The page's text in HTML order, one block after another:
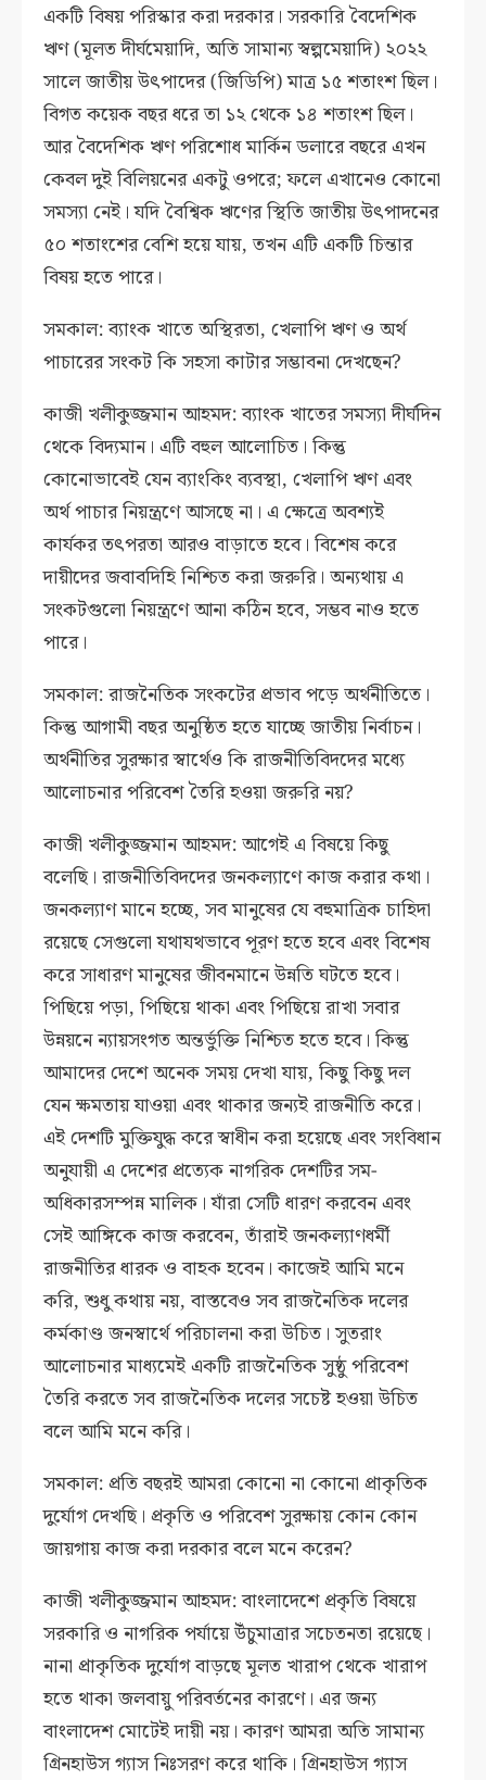
একটি বিষয় পরিস্কার করা দরকার। সরকারি বৈদেশিক
ঋণ (মূলত দীর্ঘমেয়াদি, অতি সামান্য স্বল্পমেয়াদি) ২০২২
সালে জাতীয় উৎপাদের (জিডিপি) মাত্র ১৫ শতাংশ ছিল।
বিগত কয়েক বছর ধরে তা ১২ থেকে ১৪ শতাংশ ছিল।
আর বৈদেশিক ঋণ পরিশোধ মার্কিন ডলারে বছরে এখন
কেবল দুই বিলিয়নের একটু ওপরে; ফলে এখানেও কোনো
সমস্যা নেই। যদি বৈশ্বিক ঋণের স্থিতি জাতীয় উৎপাদনের
৫০ শতাংশের বেশি হয়ে যায়, তখন এটি একটি চিন্তার
বিষয় হতে পারে।
সমকাল: ব্যাংক খাতে অস্থিরতা, খেলাপি ঋণ ও অর্থ
পাচারের সংকট কি সহসা কাটার সম্ভাবনা দেখছেন?
কাজী খলীকুজ্জমান আহমদ: ব্যাংক খাতের সমস্যা দীর্ঘদিন
থেকে বিদ্যমান। এটি বহুল আলোচিত। কিন্তু
কোনোভাবেই যেন ব্যাংকিং ব্যবস্থা, খেলাপি ঋণ এবং
অর্থ পাচার নিয়ন্ত্রণে আসছে না। এ ক্ষেত্রে অবশ্যই
কার্যকর তৎপরতা আরও বাড়াতে হবে। বিশেষ করে
দায়ীদের জবাবদিহি নিশ্চিত করা জরুরি। অন্যথায় এ
সংকটগুলো নিয়ন্ত্রণে আনা কঠিন হবে, সম্ভব নাও হতে
পারে।
সমকাল: রাজনৈতিক সংকটের প্রভাব পড়ে অর্থনীতিতে।
কিন্তু আগামী বছর অনুষ্ঠিত হতে যাচ্ছে জাতীয় নির্বাচন।
অর্থনীতির সুরক্ষার স্বার্থেও কি রাজনীতিবিদদের মধ্যে
আলোচনার পরিবেশ তৈরি হওয়া জরুরি নয়?
কাজী খলীকুজ্জমান আহমদ: আগেই এ বিষয়ে কিছু
বলেছি। রাজনীতিবিদদের জনকল্যাণে কাজ করার কথা।
জনকল্যাণ মানে হচ্ছে, সব মানুষের যে বহুমাত্রিক চাহিদা
রয়েছে সেগুলো যথাযথভাবে পূরণ হতে হবে এবং বিশেষ
করে সাধারণ মানুষের জীবনমানে উন্নতি ঘটতে হবে।
পিছিয়ে পড়া, পিছিয়ে থাকা এবং পিছিয়ে রাখা সবার
উন্নয়নে ন্যায়সংগত অন্তর্ভুক্তি নিশ্চিত হতে হবে। কিন্তু
আমাদের দেশে অনেক সময় দেখা যায়, কিছু কিছু দল
যেন ক্ষমতায় যাওয়া এবং থাকার জন্যই রাজনীতি করে।
এই দেশটি মুক্তিযুদ্ধ করে স্বাধীন করা হয়েছে এবং সংবিধান
অনুযায়ী এ দেশের প্রত্যেক নাগরিক দেশটির সম-
অধিকারসম্পন্ন মালিক। যাঁরা সেটি ধারণ করবেন এবং
সেই আঙ্গিকে কাজ করবেন, তাঁরাই জনকল্যাণধর্মী
রাজনীতির ধারক ও বাহক হবেন। কাজেই আমি মনে
করি, শুধু কথায় নয়, বাস্তবেও সব রাজনৈতিক দলের
কর্মকাণ্ড জনস্বার্থে পরিচালনা করা উচিত। সুতরাং
আলোচনার মাধ্যমেই একটি রাজনৈতিক সুষ্ঠু পরিবেশ
তৈরি করতে সব রাজনৈতিক দলের সচেষ্ট হওয়া উচিত
বলে আমি মনে করি।
সমকাল: প্রতি বছরই আমরা কোনো না কোনো প্রাকৃতিক
দুর্যোগ দেখছি। প্রকৃতি ও পরিবেশ সুরক্ষায় কোন কোন
জায়গায় কাজ করা দরকার বলে মনে করেন?
কাজী খলীকুজ্জমান আহমদ: বাংলাদেশে প্রকৃতি বিষয়ে
সরকারি ও নাগরিক পর্যায়ে উঁচুমাত্রার সচেতনতা রয়েছে।
নানা প্রাকৃতিক দুর্যোগ বাড়ছে মূলত খারাপ থেকে খারাপ
হতে থাকা জলবায়ু পরিবর্তনের কারণে। এর জন্য
বাংলাদেশ মোটেই দায়ী নয়। কারণ আমরা অতি সামান্য
গ্রিনহাউস গ্যাস নিঃসরণ করে থাকি। গ্রিনহাউস গ্যাস